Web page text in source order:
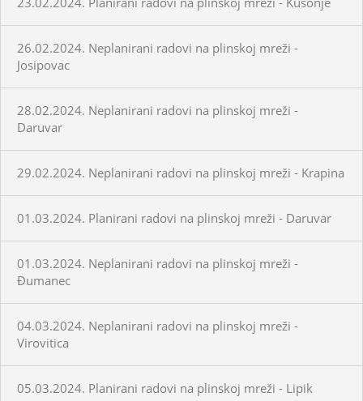
26.02.2024. Neplanirani radovi na plinskoj mreži -
Josipovac
28.02.2024. Neplanirani radovi na plinskoj mreži -
Daruvar
29.02.2024. Neplanirani radovi na plinskoj mreži - Krapina
01.03.2024. Planirani radovi na plinskoj mreži - Daruvar
01.03.2024. Neplanirani radovi na plinskoj mreži -
Đumanec
04.03.2024. Neplanirani radovi na plinskoj mreži -
Virovitica
05.03.2024. Planirani radovi na plinskoj mreži - Lipik